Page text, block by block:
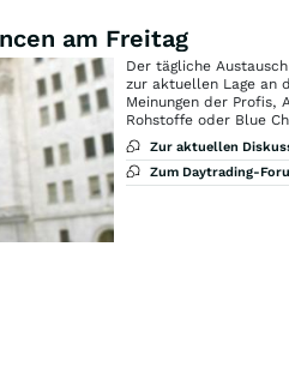
am Freitag
Der tägliche
zur aktuellen Lage an
Meinungen der Profis,
Rohstoffe oder Blue
Zur aktuellen
Zum Daytrading-